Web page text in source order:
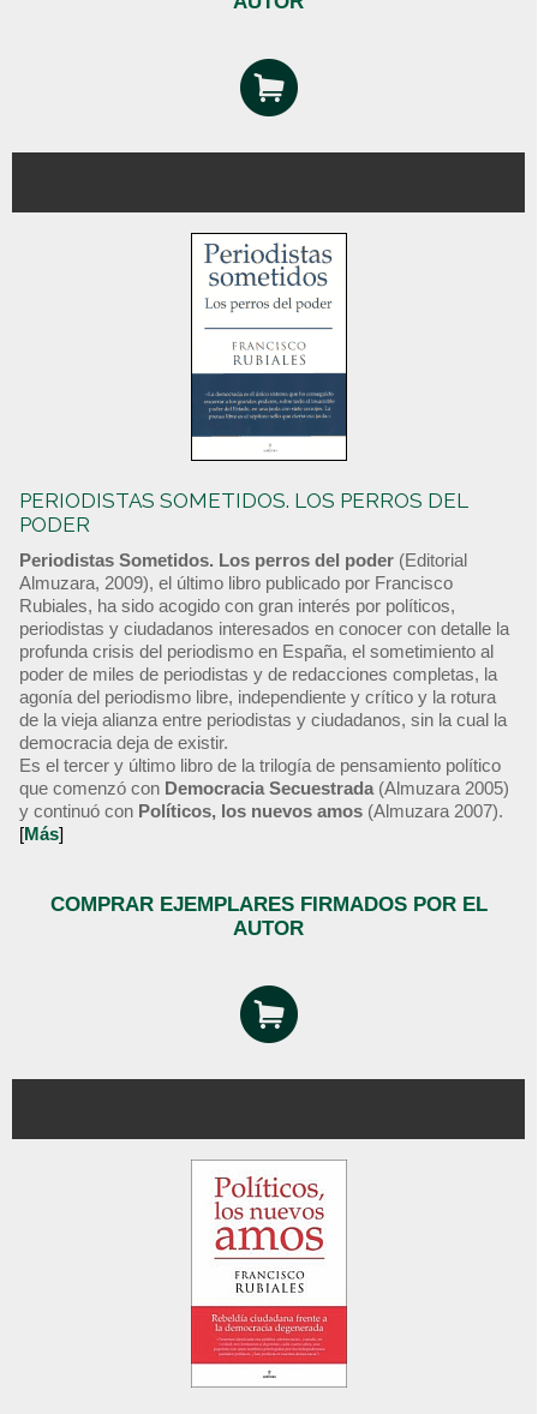
PERIODISTAS SOMETIDOS. LOS PERROS DEL
PODER
Periodistas Sometidos. Los perros del poder (Editorial
Almuzara, 2009), el último libro publicado por Francisco
Rubiales, ha sido acogido con gran interés por políticos,
periodistas y ciudadanos interesados en conocer con detalle la
profunda crisis del periodismo en España, el sometimiento al
poder de miles de periodistas y de redacciones completas, la
agonía del periodismo libre, independiente y crítico y la rotura
de la vieja alianza entre periodistas y ciudadanos, sin la cual la
democracia deja de existir.
Es el tercer y último libro de la trilogía de pensamiento político
que comenzó con Democracia Secuestrada (Almuzara 2005)
y continuó con Políticos, los nuevos amos (Almuzara 2007).
[Más]
COMPRAR EJEMPLARES FIRMADOS POR EL
AUTOR